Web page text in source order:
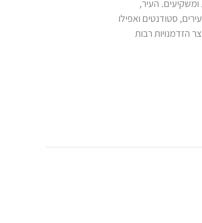
העיר,
סטודנטים ואפילו
הזדמנויות רבות